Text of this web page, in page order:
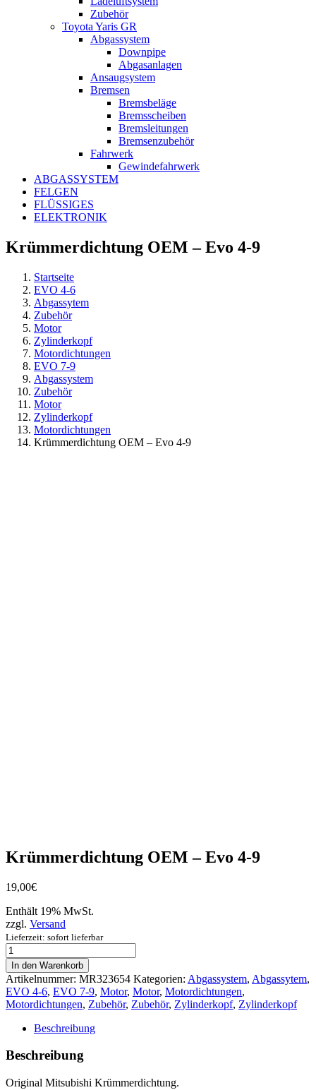
Zubehör
Toyota Yaris GR
Abgassystem
Downpipe
Abgasanlagen
Ansaugsystem
Bremsen
Bremsbeläge
Bremsscheiben
Bremsleitungen
Bremsenzubehör
Fahrwerk
Gewindefahrwerk
ABGASSYSTEM
FELGEN
FLÜSSIGES
ELEKTRONIK
Krümmerdichtung OEM – Evo 4-9
Startseite
EVO 4-6
Abgassytem
Zubehör
Motor
Zylinderkopf
Motordichtungen
EVO 7-9
Abgassystem
Zubehör
Motor
Zylinderkopf
Motordichtungen
Krümmerdichtung OEM – Evo 4-9
Krümmerdichtung OEM – Evo 4-9
19,00€
Enthält 19% MwSt.
zzgl. Versand
Lieferzeit: sofort lieferbar
Krümmerdichtung
OEM
-
Evo
4-
9
Menge
In den Warenkorb
Artikelnummer: MR323654 Kategorien: Abgassystem, Abgassytem,
EVO 4-6, EVO 7-9, Motor, Motor, Motordichtungen,
Motordichtungen, Zubehör, Zubehör, Zylinderkopf, Zylinderkopf
Beschreibung
Beschreibung
Original Mitsubishi Krümmerdichtung.